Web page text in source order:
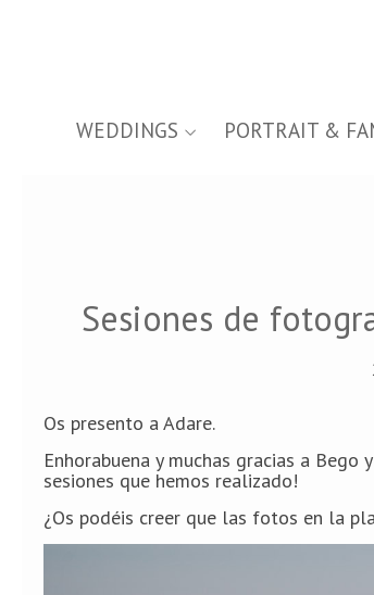
WEDDINGS PORTRAIT &
Sesiones de
Os presento a Adare.
Enhorabuena y muchas gracias a
sesiones que hemos realizado!
¿Os podéis creer que las fotos en la